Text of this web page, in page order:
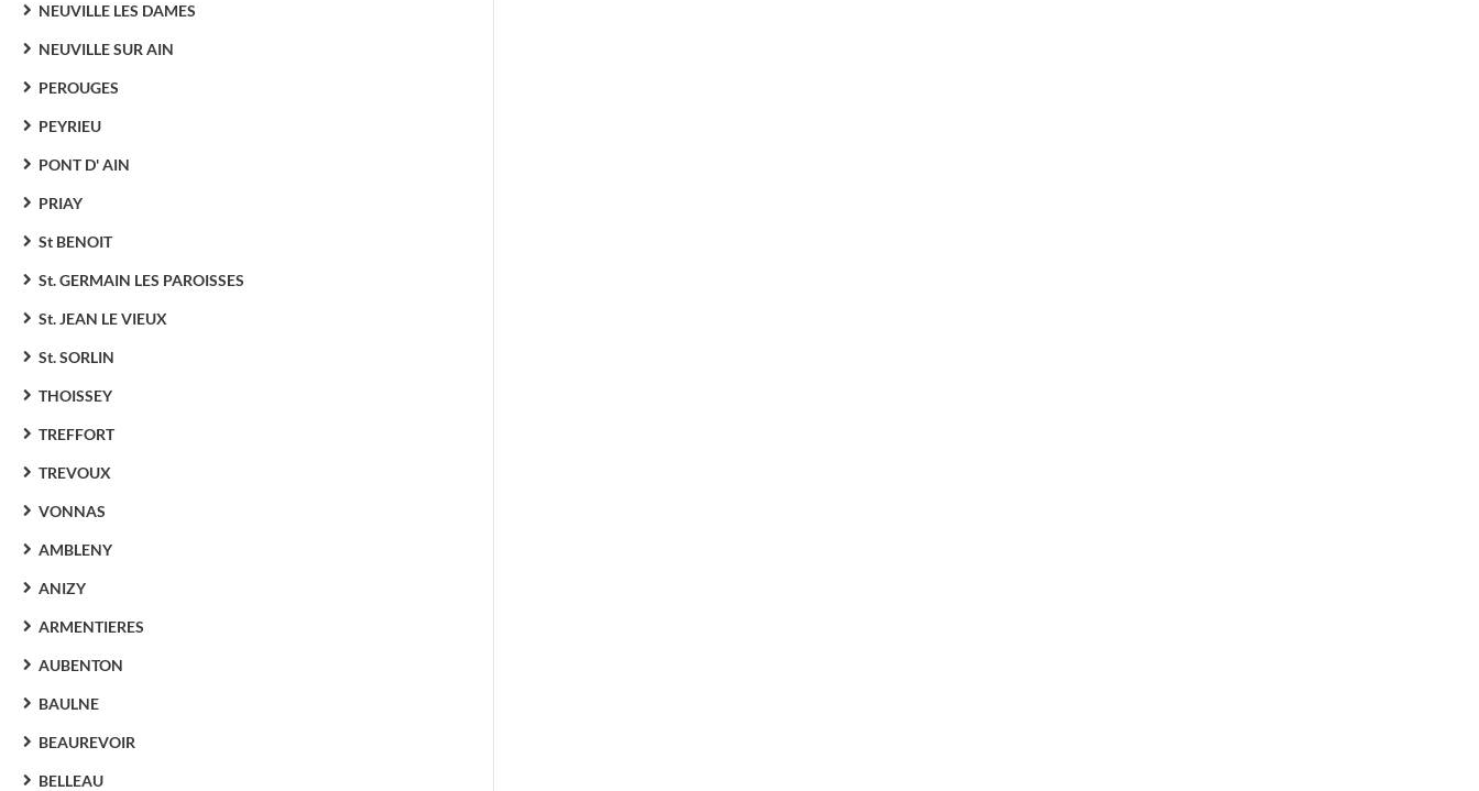
NEUVILLE LES DAMES
NEUVILLE SUR AIN
PEROUGES
PEYRIEU
PONT D' AIN
PRIAY
St BENOIT
St. GERMAIN LES PAROISSES
St. JEAN LE VIEUX
St. SORLIN
THOISSEY
TREFFORT
TREVOUX
VONNAS
AMBLENY
ANIZY
ARMENTIERES
AUBENTON
BAULNE
BEAUREVOIR
BELLEAU